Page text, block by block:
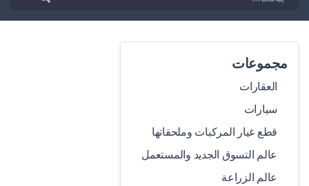
مجموعات
العقارات
سيارات
قطع غيار المركبات وملحقاتها
عالم التسوق الجديد والمستعمل
عالم الزراعة